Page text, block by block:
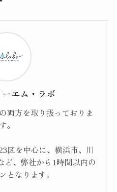
エム・ラボ
両方を取り扱っておりま
す。
区を中心に、横浜市、川
ど、弊社から1時間以内の
となります。